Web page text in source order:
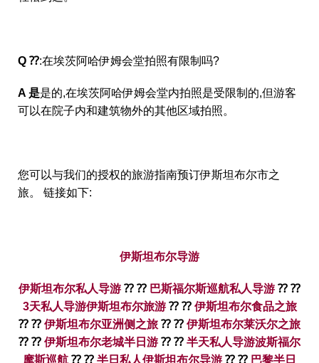
Q ⁇:在埃茨阿哈伊姆会堂拍照有限制吗?
A 是是的,在埃茨阿哈伊姆会堂内拍照是受限制的,但游客
可以在院子内和建筑物外的其他区域拍照。
您可以与我们的授权的旅游指南预订伊斯坦布尔市之
旅。 链接如下:
伊斯坦布尔导游
伊斯坦布尔私人导游 ⁇ ⁇ 巴斯福尔斯巡航私人导游 ⁇ ⁇
3天私人导游伊斯坦布尔旅游⁇ ⁇ 伊斯坦布尔食品之旅
⁇ ⁇ 伊斯坦布尔亚洲侧之旅 ⁇ ⁇ 伊斯坦布尔莱沃尔之旅
⁇ ⁇ 伊斯坦布尔老城半日游 ⁇ ⁇ 半天私人导游波斯福尔
摩斯巡航 ⁇ ⁇ 半日私人伊斯坦布尔导游 ⁇ ⁇ 巴黎半日